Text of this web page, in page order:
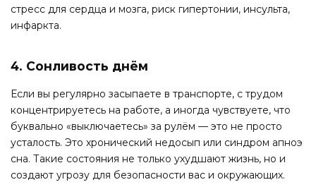
стресс для сердца и мозга, риск гипертонии, инсульта,
инфаркта.
4. Сонливость днём
Если вы регулярно засыпаете в транспорте, с трудом
концентрируетесь на работе, а иногда чувствуете, что
буквально «выключаетесь» за рулём — это не просто
усталость. Это хронический недосып или синдром апноэ
сна. Такие состояния не только ухудшают жизнь, но и
создают угрозу для безопасности вас и окружающих.